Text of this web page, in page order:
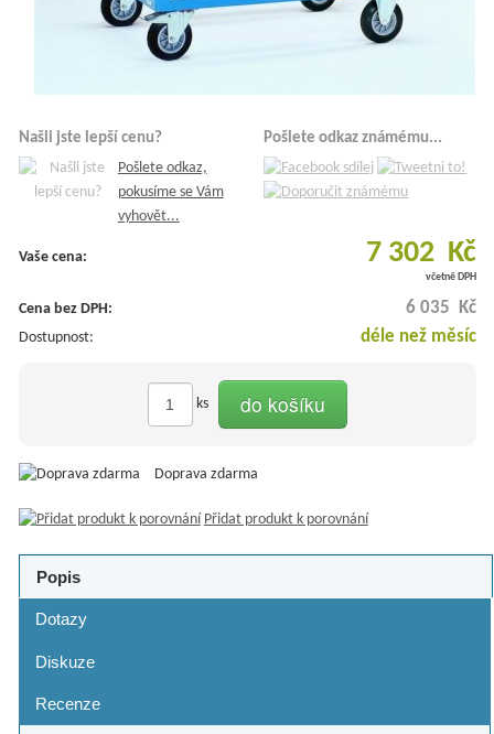
Našli jste lepší cenu?
Pošlete odkaz,
pokusíme se Vám
vyhovět...
Pošlete odkaz známému...
Vaše cena: 7 302 Kč
včetně DPH
Cena bez DPH: 6 035 Kč
Dostupnost: déle než měsíc
ks do košíku
Doprava zdarma
Přidat produkt k porovnání
Popis
Dotazy
Diskuze
Recenze